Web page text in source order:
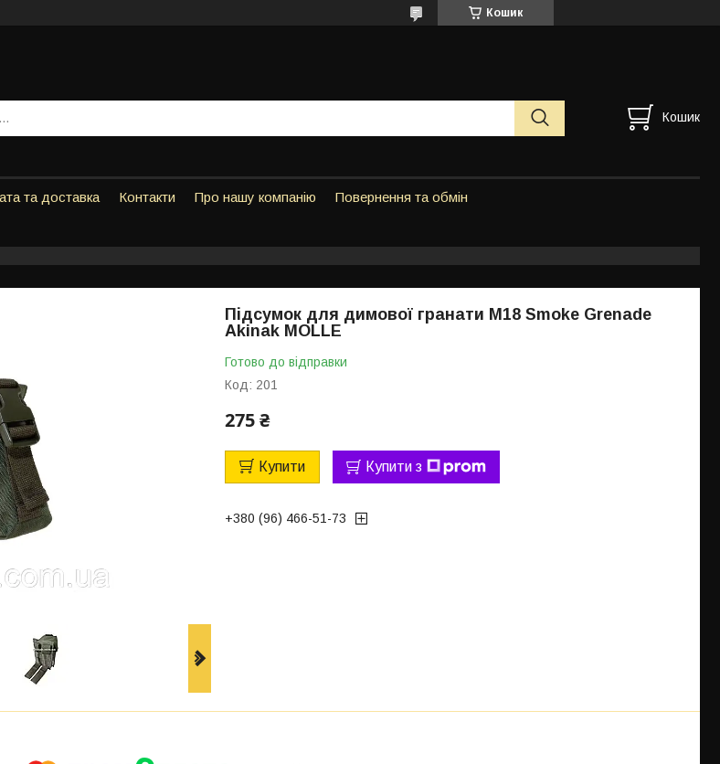
Кошик
Кошик
та доставка Контакти Про нашу компанію Повернення та обмін
Підсумок для димової гранати M18 Smoke Grenade
Akinak MOLLE
Готово до відправки
Код: 201
275 ₴
Купити Купити з
+380 (96) 466-51-73